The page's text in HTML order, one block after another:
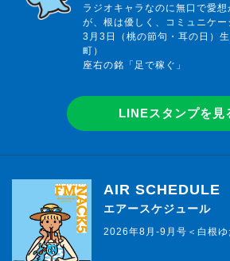
ラジオキャラなのに無口で愛
が、根は優しく、コミュニケー
3月3日（桃の節句・耳の日）
町）
座右の銘「足で稼ぐ」
LINEスタンプを見
AIR SCHEDULE
エアースケジュール
2026年8月-9月号＜白根ゆ